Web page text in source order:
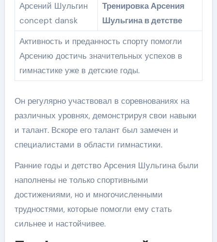
Арсений Шульгин
concept dansk
Тренировка Арсения
Шульгина в детстве
Активность и преданность спорту помогли
Арсению достичь значительных успехов в
гимнастике уже в детские годы.
Он регулярно участвовал в соревнованиях на
различных уровнях, демонстрируя свои навыки
и талант. Вскоре его талант был замечен и
специалистами в области гимнастики.
Ранние годы и детство Арсения Шульгина были
наполнены не только спортивными
достижениями, но и многочисленными
трудностями, которые помогли ему стать
сильнее и настойчивее.